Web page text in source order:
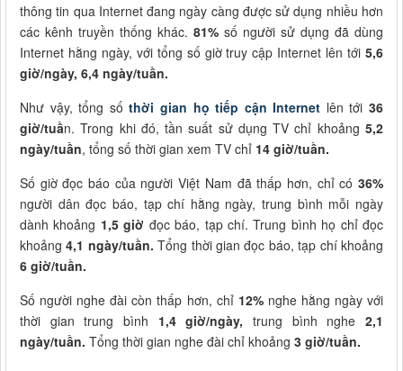
thông tin qua Internet đang ngày càng được sử dụng nhiều hơn
các kênh truyền thống khác. 81% số người sử dụng đã dùng
Internet hằng ngày, với tổng số giờ truy cập Internet lên tới 5,6
giờ/ngày, 6,4 ngày/tuần.
Như vậy, tổng sốthời gian họ tiếp cận Internet lên tới36
giờ/tuần. Trong khi đó, tần suất sử dụng TV chỉ khoảng 5,2
ngày/tuần, tổng số thời gian xem TV chỉ 14 giờ/tuần.
Số giờ đọc báo của người Việt Nam đã thấp hơn, chỉ có 36%
người dân đọc báo, tạp chí hằng ngày, trung bình mỗi ngày
dành khoảng 1,5 giờ đọc báo, tạp chí. Trung bình họ chỉ đọc
khoảng 4,1 ngày/tuần. Tổng thời gian đọc báo, tạp chí khoảng
6 giờ/tuần.
Số người nghe đài còn thấp hơn, chỉ 12%nghe hằng ngày với
thời gian trung bình 1,4 giờ/ngày, trung bình nghe2,1
ngày/tuần. Tổng thời gian nghe đài chỉ khoảng 3 giờ/tuần.